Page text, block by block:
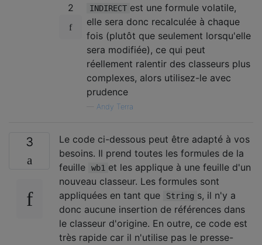
2 INDIRECT est une formule volatile,
elle sera donc recalculée à chaque
fois (plutôt que seulement lorsqu'elle
sera modifiée), ce qui peut
réellement ralentir des classeurs plus
complexes, alors utilisez-le avec
prudence
Andy Terra
3
Le code ci-dessous peut être adapté à vos
besoins. Il prend toutes les formules de la
feuille
wb1 et les applique à une feuille d'un
nouveau classeur. Les formules sont
appliquées en tant que
String s, il n'y a
donc aucune insertion de références dans
le classeur d'origine. En outre, ce code est
très rapide car il n'utilise pas le presse-